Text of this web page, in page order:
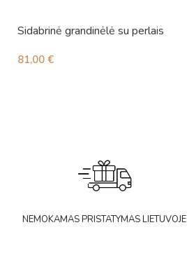
Sidabrinė grandinėlė su perlais
81,00 €
NEMOKAMAS PRISTATYMAS LIETUVOJE